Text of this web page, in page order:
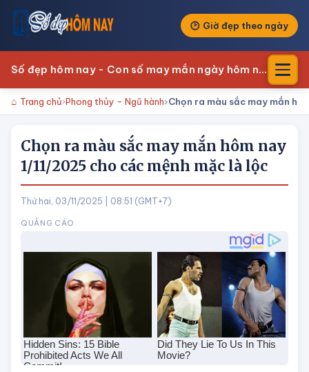
Giờ đẹp theo ngày
Số đẹp hôm nay - Con số may mắn ngày hôm nay
Trang chủ Phong thủy - Ngũ hành Chọn ra màu sắc may mắn
Chọn ra màu sắc may mắn hôm nay
1/11/2025 cho các mệnh mặc là lộc
Thứ hai, 03/11/2025 | 08:51 (GMT+7)